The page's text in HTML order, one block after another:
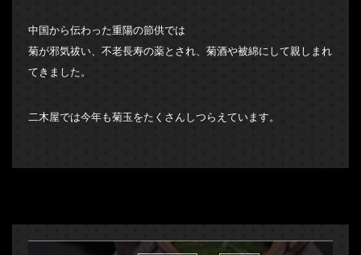
中国から伝わった重陽の節供では
菊が邪気祓い、不老長寿の薬とされ、菊酒や被綿にして親しまれ
てきました。
二木屋では今年も菊玉をたくさんしつらえています。